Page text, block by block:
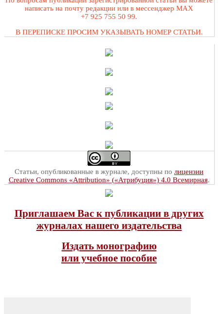
написать на почту редакции или в мессенджер MAX
+7 925 755 50 99.
В ПЕРЕПИСКЕ ПРОСИМ УКАЗЫВАТЬ НОМЕР СТАТЬИ.
Статьи, опубликованные в журнале, доступны по лицензии
Creative Commons «Attribution» («Атрибуция») 4.0 Всемирная.
Приглашаем Вас к публикации в других
журналах нашего издательства
Издать монографию
или учебное пособие